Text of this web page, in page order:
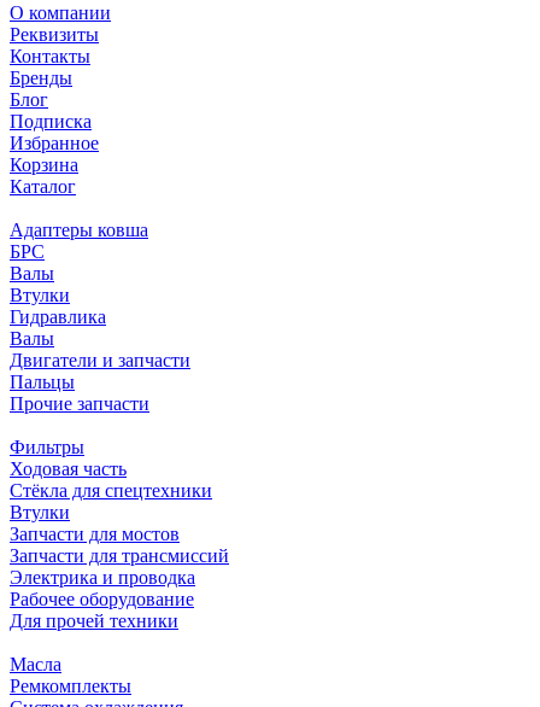
О компании
Реквизиты
Контакты
Бренды
Блог
Подписка
Избранное
Корзина
Каталог
Адаптеры ковша
БРС
Валы
Втулки
Гидравлика
Валы
Двигатели и запчасти
Пальцы
Прочие запчасти
Фильтры
Ходовая часть
Стёкла для спецтехники
Втулки
Запчасти для мостов
Запчасти для трансмиссий
Электрика и проводка
Рабочее оборудование
Для прочей техники
Масла
Ремкомплекты